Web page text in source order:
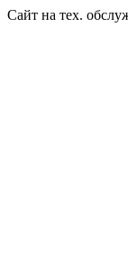
Сайт на тех.